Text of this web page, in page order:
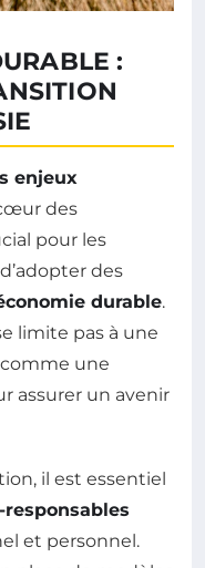
:
enjeux
des
pour les
des
durable.
limite pas à une
une
assurer un avenir
il est essentiel
et personnel.